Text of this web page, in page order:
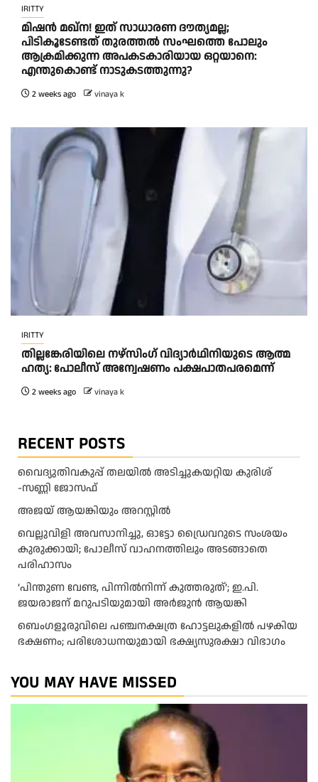
IRITTY
മിഷൻ മഖ്ന! ഇത് സാധാരണ ദൗത്യമല്ല;
പിടികൂടേണ്ടത് തുരത്തൽ സംഘത്തെ പോലും
ആക്രമിക്കുന്ന അപകടകാരിയായ ഒറ്റയാനെ:
എന്തുകൊണ്ട് നാടുകടത്തുന്നു?
2 weeks ago vinaya k
IRITTY
തി​ല്ല​ങ്കേ​രി​യി​ലെ ന​ഴ്‌​സിം​ഗ് വി​ദ്യാ​ർ​ഥി​നി​യു​ടെ ആ​ത്മ​
ഹ​ത്യ: പോ​ലീ​സ് അ​ന്വേ​ഷ​ണം പ​ക്ഷ​പാ​ത​പ​ര​മെ​ന്ന്
2 weeks ago vinaya k
RECENT POSTS
വൈദ്യുതിവകുപ്പ് തലയിൽ അടിച്ചുകയറ്റിയ കുരിശ്‌
-സണ്ണി ജോസഫ്‌
അജയ് ആയങ്കിയും അറസ്റ്റിൽ
വെല്ലുവിളി അവസാനിച്ചു, ഓട്ടോ ഡ്രൈവറുടെ സംശയം
കുരുക്കായി; പോലീസ് വാഹനത്തിലും അടങ്ങാതെ
പരിഹാസം
‘പിന്തുണ വേണ്ട, പിന്നിൽനിന്ന് കുത്തരുത്’; ഇ.പി.
ജയരാജന് മറുപടിയുമായി അർജുൻ ആയങ്കി
ബെംഗളൂരുവിലെ പഞ്ചനക്ഷത്ര ഹോട്ടലുകളിൽ പഴകിയ
ഭക്ഷണം; പരിശോധനയുമായി ഭക്ഷ്യസുരക്ഷാ വിഭാഗം
YOU MAY HAVE MISSED